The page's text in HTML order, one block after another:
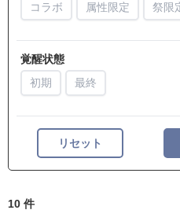
コラボ 属性限定 祭限
覚醒状態
初期
最終
リセット
10 件